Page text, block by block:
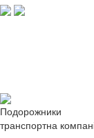
Подорожники
транспортна